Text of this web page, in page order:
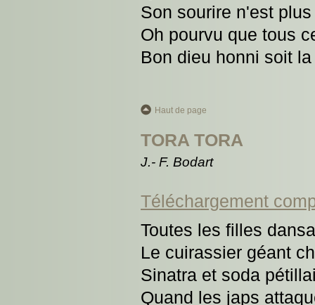
Son sourire n'est
Oh pourvu que tous
Bon dieu honni soit
Haut de page
TORA TORA
J.- F. Bodart
Téléchargement
Toutes les filles
Le cuirassier géant
Sinatra et soda
Quand les japs